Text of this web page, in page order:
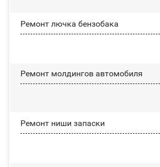
Ремонт лючка бензобака
Ремонт молдингов автомобиля
Ремонт ниши запаски